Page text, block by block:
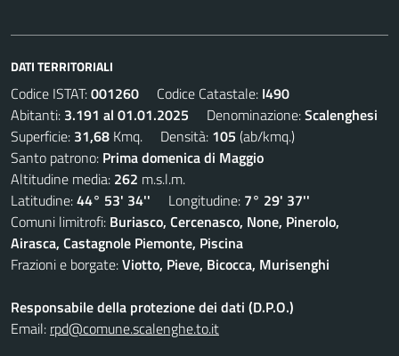
DATI TERRITORIALI
Codice ISTAT:001260 Codice Catastale: I490
Abitanti: 3.191 al 01.01.2025 Denominazione:Scalenghesi
Superficie: 31,68 Kmq. Densità: 105 (ab/kmq.)
Santo patrono: Prima domenica di Maggio
Altitudine media: 262 m.s.l.m.
Latitudine:44° 53' 34'' Longitudine: 7° 29' 37''
Comuni limitrofi: Buriasco, Cercenasco, None, Pinerolo,
Airasca, Castagnole Piemonte, Piscina
Frazioni e borgate:Viotto, Pieve, Bicocca, Murisenghi
Responsabile della protezione dei dati (D.P.O.)
Email: rpd@comune.scalenghe.to.it